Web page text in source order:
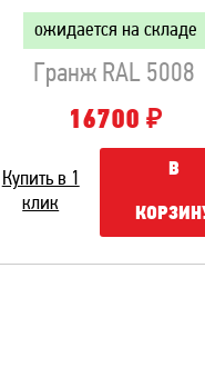
ожидается на складе
Гранж RAL 5008
16700 ₽
Купить в 1
клик
В